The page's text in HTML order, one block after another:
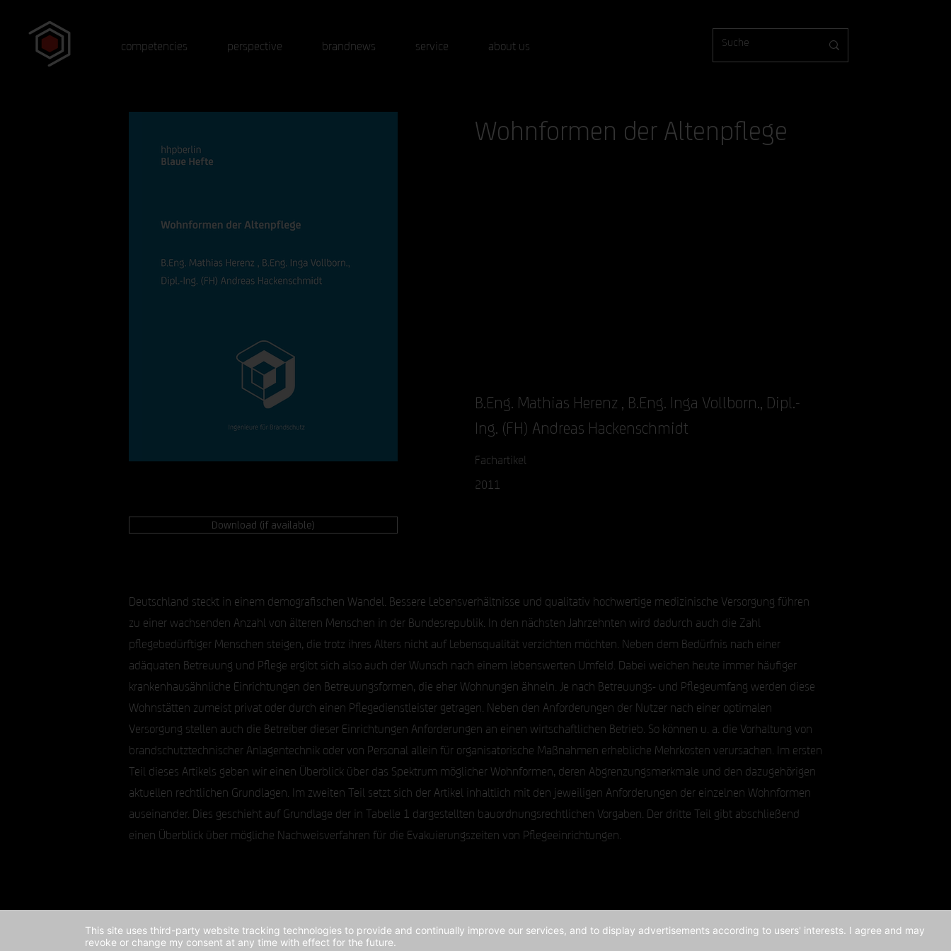
competencies perspective brandnews service about us
Wohnformen der Altenpflege
B.Eng. Mathias Herenz , B.Eng. Inga Vollborn., Dipl.-
Ing. (FH) Andreas Hackenschmidt
Fachartikel
2011
Download (if available)
Deutschland steckt in einem demografischen Wandel. Bessere Lebensverhältnisse und qualitativ hochwertige medizinische Versorgung führen
zu einer wachsenden Anzahl von älteren Menschen in der Bundesrepublik. In den nächsten Jahrzehnten wird dadurch auch die Zahl
pflegebedürftiger Menschen steigen, die trotz ihres Alters nicht auf Lebensqualität verzichten möchten. Neben dem Bedürfnis nach einer
adäquaten Betreuung und Pflege ergibt sich also auch der Wunsch nach einem lebenswerten Umfeld. Dabei weichen heute immer häufiger
krankenhausähnliche Einrichtungen den Betreuungsformen, die eher Wohnungen ähneln. Je nach Betreuungs- und Pflegeumfang werden diese
Wohnstätten zumeist privat oder durch einen Pflegedienstleister getragen. Neben den Anforderungen der Nutzer nach einer optimalen
Versorgung stellen auch die Betreiber dieser Einrichtungen Anforderungen an einen wirtschaftlichen Betrieb. So können u. a. die Vorhaltung von
brandschutztechnischer Anlagentechnik oder von Personal allein für organisatorische Maßnahmen erhebliche Mehrkosten verursachen. Im ersten
Teil dieses Artikels geben wir einen Überblick über das Spektrum möglicher Wohnformen, deren Abgrenzungsmerkmale und den dazugehörigen
aktuellen rechtlichen Grundlagen. Im zweiten Teil setzt sich der Artikel inhaltlich mit den jeweiligen Anforderungen der einzelnen Wohnformen
auseinander. Dies geschieht auf Grundlage der in Tabelle 1 dargestellten bauordnungsrechtlichen Vorgaben. Der dritte Teil gibt abschließend
einen Überblick über mögliche Nachweisverfahren für die Evakuierungszeiten von Pflegeeinrichtungen.
This site uses third-party website tracking technologies to provide and continually improve our services, and to display advertisements according to users' interests. I agree and may
revoke or change my consent at any time with effect for the future.